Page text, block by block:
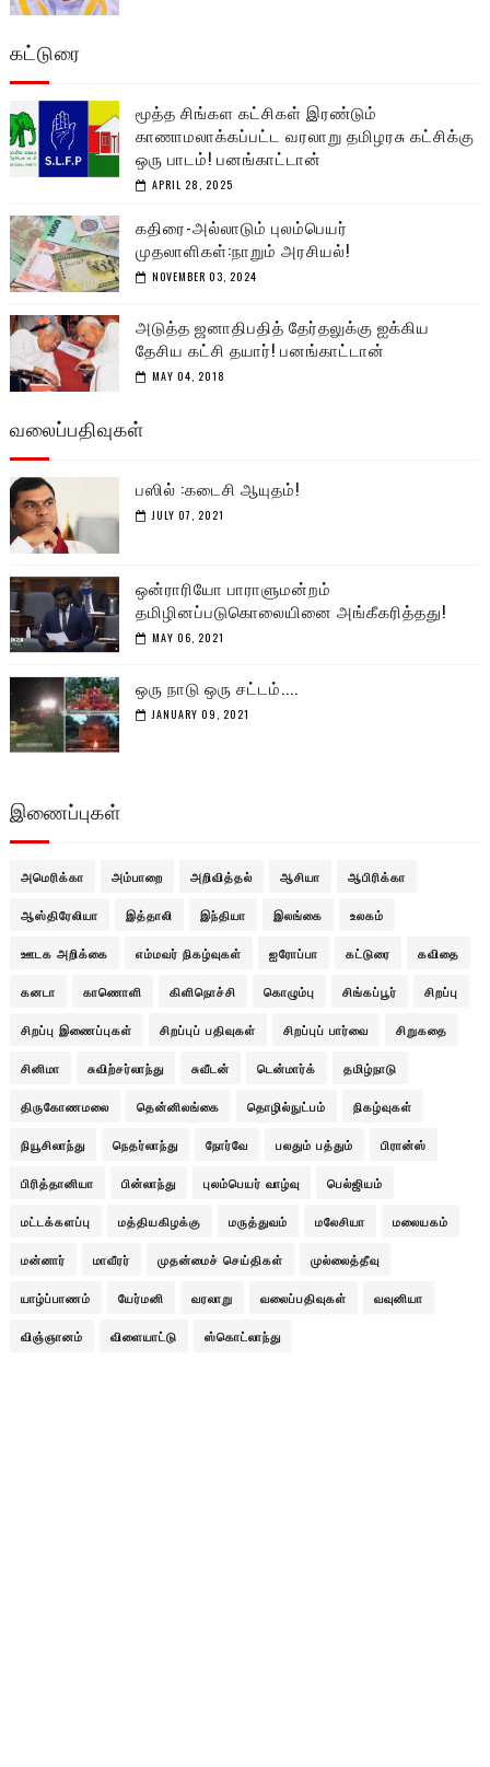
கட்டுரை
மூத்த சிங்கள கட்சிகள் இரண்டும்
காணாமலாக்கப்பட்ட வரலாறு தமிழரசு கட்சிக்கு
ஒரு பாடம்! பனங்காட்டான்
APRIL 28, 2025
கதிரை-அல்லாடும் புலம்பெயர்
முதலாளிகள்:நாறும் அரசியல்!
NOVEMBER 03, 2024
அடுத்த ஜனாதிபதித் தேர்தலுக்கு ஐக்கிய
தேசிய கட்சி தயார்! பனங்காட்டான்
MAY 04, 2018
வலைப்பதிவுகள்
பஸில் :கடைசி ஆயுதம்!
JULY 07, 2021
ஒன்ராரியோ பாராளுமன்றம்
தமிழினப்படுகொலையினை அங்கீகரித்தது!
MAY 06, 2021
ஒரு நாடு ஒரு சட்டம்....
JANUARY 09, 2021
இணைப்புகள்
அமெரிக்கா அம்பாறை அறிவித்தல் ஆசியா ஆபிரிக்கா
ஆஸ்திரேலியா இத்தாலி இந்தியா இலங்கை உலகம்
ஊடக அறிக்கை எம்மவர் நிகழ்வுகள் ஐரோப்பா கட்டுரை கவிதை
கனடா காணொளி கிளிநொச்சி கொழும்பு சிங்கப்பூர் சிறப்பு
சிறப்பு இணைப்புகள் சிறப்புப் பதிவுகள் சிறப்புப் பார்வை சிறுகதை
சினிமா சுவிற்சர்லாந்து சுவீடன் டென்மார்க் தமிழ்நாடு
திருகோணமலை தென்னிலங்கை தொழில்நுட்பம் நிகழ்வுகள்
நியூசிலாந்து நெதர்லாந்து நோர்வே பலதும் பத்தும் பிரான்ஸ்
பிரித்தானியா பின்லாந்து புலம்பெயர் வாழ்வு பெல்ஜியம்
மட்டக்களப்பு மத்தியகிழக்கு மருத்துவம் மலேசியா மலையகம்
மன்னார் மாவீரர் முதன்மைச் செய்திகள் முல்லைத்தீவு
யாழ்ப்பாணம் யேர்மனி வரலாறு வலைப்பதிவுகள் வவுனியா
விஞ்ஞானம் விளையாட்டு ஸ்கொட்லாந்து